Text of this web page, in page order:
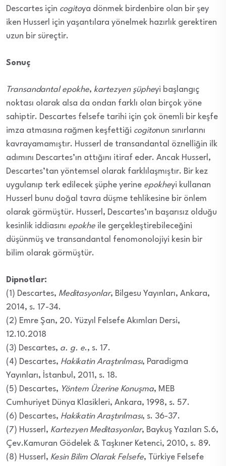
Descartes için cogitoya dönmek birdenbire olan bir şey
iken Husserl için yaşantılara yönelmek hazırlık gerektiren
uzun bir süreçtir.
Sonuç
Transandantal epokhe, kartezyen şüpheyi başlangıç
noktası olarak alsa da ondan farklı olan birçok yöne
sahiptir. Descartes felsefe tarihi için çok önemli bir keşfe
imza atmasına rağmen keşfettiği cogitonun sınırlarını
kavrayamamıştır. Husserl de transandantal öznelliğin ilk
adımını Descartes’ın attığını itiraf eder. Ancak Husserl,
Descartes’tan yöntemsel olarak farklılaşmıştır. Bir kez
uygulanıp terk edilecek şüphe yerine epokheyi kullanan
Husserl bunu doğal tavra düşme tehlikesine bir önlem
olarak görmüştür. Husserl, Descartes’ın başarısız olduğu
kesinlik iddiasını epokhe ile gerçekleştirebileceğini
düşünmüş ve transandantal fenomonolojiyi kesin bir
bilim olarak görmüştür.
Dipnotlar:
(1) Descartes, Meditasyonlar, Bilgesu Yayınları, Ankara,
2014, s. 17-34.
(2) Emre Şan, 20. Yüzyıl Felsefe Akımları Dersi,
12.10.2018
(3) Descartes, a. g. e., s. 17.
(4) Descartes, Hakikatin Araştırılması, Paradigma
Yayınları, İstanbul, 2011, s. 18.
(5) Descartes, Yöntem Üzerine Konuşma, MEB
Cumhuriyet Dünya Klasikleri, Ankara, 1998, s. 57.
(6) Descartes, Hakikatin Araştırılması, s. 36-37.
(7) Husserl, Kartezyen Meditasyonlar, Baykuş Yazıları S.6,
Çev.Kamuran Gödelek & Taşkıner Ketenci, 2010, s. 89.
(8) Husserl, Kesin Bilim Olarak Felsefe, Türkiye Felsefe